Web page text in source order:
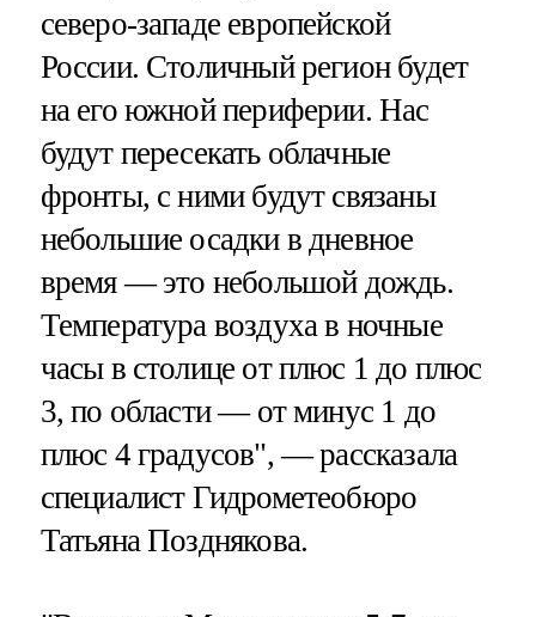
северо-западе европейской
России. Столичный регион будет
на его южной периферии. Нас
будут пересекать облачные
фронты, с ними будут связаны
небольшие осадки в дневное
время — это небольшой дождь.
Температура воздуха в ночные
часы в столице от плюс 1 до плюс
3, по области — от минус 1 до
плюс 4 градусов", — рассказала
специалист Гидрометеобюро
Татьяна Позднякова.